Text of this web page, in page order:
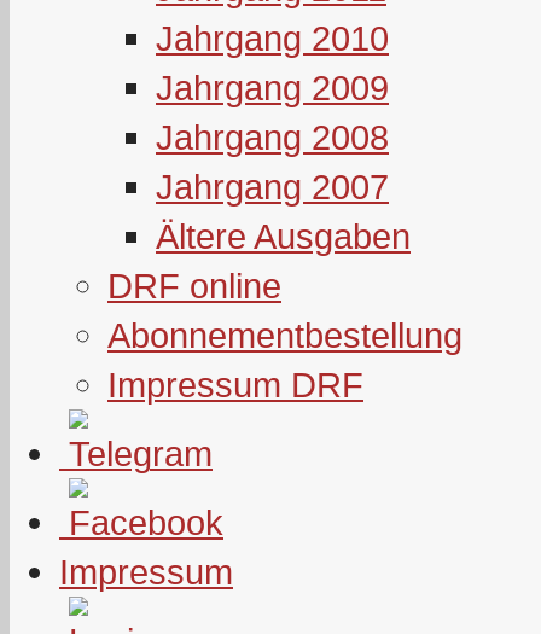
Jahrgang 2010
Jahrgang 2009
Jahrgang 2008
Jahrgang 2007
Ältere Ausgaben
DRF online
Abonnementbestellung
Impressum DRF
Impressum